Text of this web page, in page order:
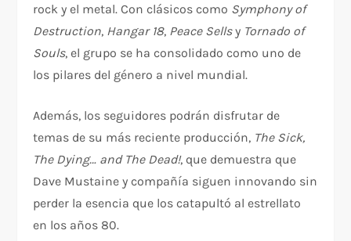
rock y el metal. Con clásicos como Symphony of
Destruction, Hangar 18, Peace Sellsy Tornado of
Souls, el grupo se ha consolidado como uno de
los pilares del género a nivel mundial.
Además, los seguidores podrán disfrutar de
temas de su más reciente producción, The Sick,
The Dying… and The Dead!, que demuestra que
Dave Mustaine y compañía siguen innovando sin
perder la esencia que los catapultó al estrellato
en los años 80.